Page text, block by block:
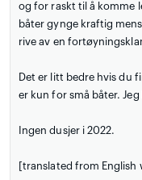
og for raskt til å komme
båter gynge kraftig
rive av en
Det er litt bedre hvis du
er kun for små båter.
Ingen dusjer i 2022.
[translated from English